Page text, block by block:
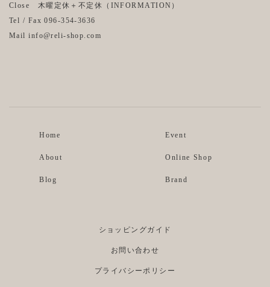
Close 木曜定休＋不定休（ INFORMATION ）
Tel / Fax 096-354-3636
Mail info@reli-shop.com
Home
About
Blog
Event
Online Shop
Brand
ショッピングガイド
お問い合わせ
プライバシーポリシー